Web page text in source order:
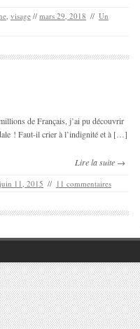
, visage // mars 29, 2018 // Un
de Français, j’ai pu découvrir
! Faut-il crier à l’indignité et à […]
Lire la suite →
juin 11, 2015 // 11 commentaires